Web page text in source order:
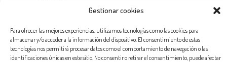
Gestionar cookies
Para ofrecer las mejores experiencias, utilizamos tecnologías como las cookies para
almacenar y/o acceder a la información del dispositivo. El consentimiento de estas
tecnologías nos permitirá procesar datos como el comportamiento de navegación o las
identificaciones únicas en este sitio. No consentir o retirar el consentimiento, puede afectar